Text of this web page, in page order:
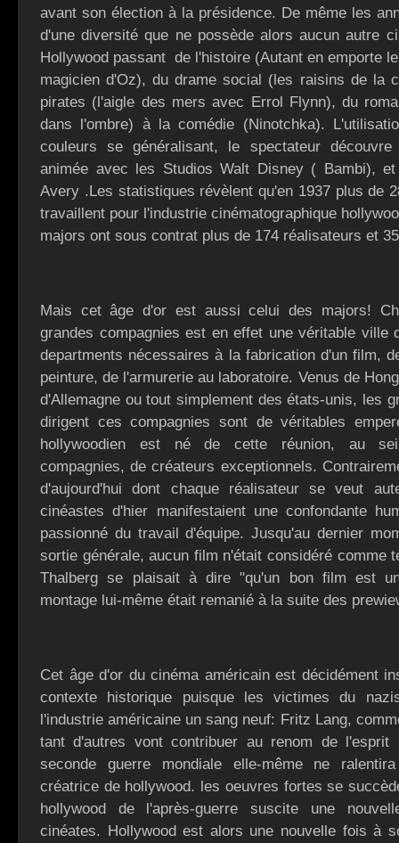
avant son élection à la présidence. De même les
d'une diversité que ne possède alors aucun autre
Hollywood passant de l'histoire (Autant en emporte
magicien d'Oz), du drame social (les raisins de la
pirates (l'aigle des mers avec Errol Flynn), du
dans l'ombre) à la comédie (Ninotchka).
couleurs se généralisant, le spectateur
animée avec les Studios Walt Disney ( Bambi),
Avery .Les statistiques révèlent qu'en 1937 plus de
travaillent pour l'industrie cinématographique
majors ont sous contrat plus de 174 réalisateurs et
Mais cet âge d'or est aussi celui des majors!
grandes compagnies est en effet une véritable ville
departments nécessaires à la fabrication d'un film,
peinture, de l'armurerie au laboratoire. Venus de
d'Allemagne ou tout simplement des états-unis, les
dirigent ces compagnies sont de véritables
hollywoodien est né de cette réunion, au
compagnies, de créateurs exceptionnels.
d'aujourd'hui dont chaque réalisateur se veut
cinéastes d'hier manifestaient une confondante
passionné du travail d'équipe. Jusqu'au dernier
sortie générale, aucun film n'était considéré comme
Thalberg se plaisait à dire "qu'un bon film est
montage lui-même était remanié à la suite des
Cet âge d'or du cinéma américain est décidément
contexte historique puisque les victimes du
l'industrie américaine un sang neuf: Fritz Lang,
tant d'autres vont contribuer au renom de l'esprit
seconde guerre mondiale elle-même ne
créatrice de hollywood. les oeuvres fortes se
hollywood de l'après-guerre suscite une
cinéates. Hollywood est alors une nouvelle fois à